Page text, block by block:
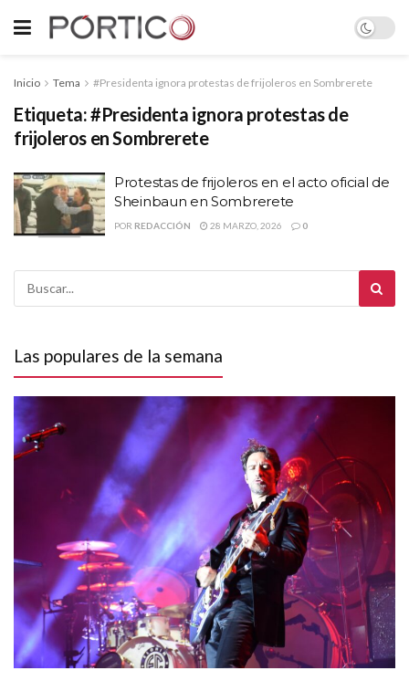
Inicio Tema #Presidenta ignora protestas de frijoleros en Sombrerete
Etiqueta:#Presidenta ignora protestas de
frijoleros en Sombrerete
Protestas de frijoleros en el acto oficial de
Sheinbaun en Sombrerete
POR REDACCIÓN 28 MARZO, 2026 0
Las populares de la semana